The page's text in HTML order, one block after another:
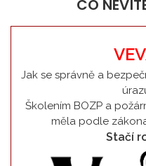
CO
Jak se správně a
Školením BOZP a
měla podle
Stačí